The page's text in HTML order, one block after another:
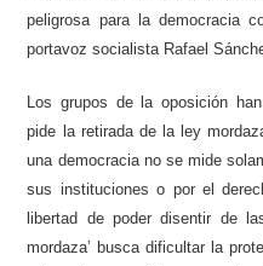
peligrosa para la democracia
portavoz socialista Rafael
Los grupos de la oposición
pide la retirada de la ley
una democracia no se mide
sus instituciones o por el
libertad de poder disentir de
mordaza’ busca dificultar la